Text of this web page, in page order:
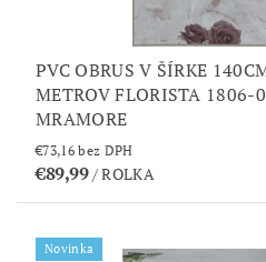
PVC OBRUS V ŠÍRKE
METROV FLORISTA 1806-
MRAMORE
€73,16 bez DPH
€89,99/ ROLKA
Novinka